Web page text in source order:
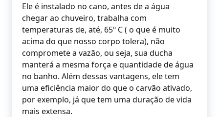
Ele é instalado no cano, antes de a água
chegar ao chuveiro, trabalha com
temperaturas de, até, 65º C ( o que é muito
acima do que nosso corpo tolera), não
compromete a vazão, ou seja, sua ducha
manterá a mesma força e quantidade de água
no banho. Além dessas vantagens, ele tem
uma eficiência maior do que o carvão ativado,
por exemplo, já que tem uma duração de vida
mais extensa.